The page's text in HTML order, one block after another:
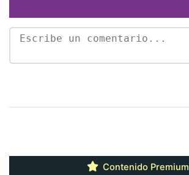
Contenido Premium